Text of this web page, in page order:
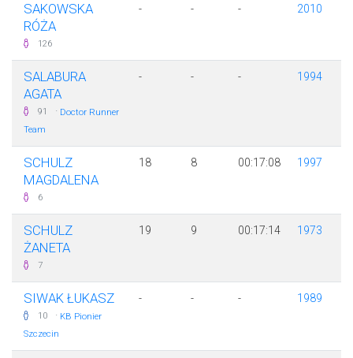
SAKOWSKA
RÓŻA
126
- - - 2010
SALABURA
AGATA
91 · Doctor Runner
Team
- - - 1994
SCHULZ
MAGDALENA
6
18 8 00:17:08 1997
SCHULZ
ŻANETA
7
19 9 00:17:14 1973
SIWAK ŁUKASZ
10 · KB Pionier
Szczecin
- - - 1989